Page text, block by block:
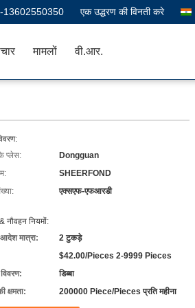
13602550350 एक उद्धरण की विनती करे
मामलों वी.आर.
के प्लेस:
Dongguan
SHEERFOND
एक्सएफ-एफआरडी
नौवहन नियमों:
मात्रा:
2 टुकड़े
$42.00/Pieces 2-9999 Pieces
डिब्बा
क्षमता:
200000 Piece/Pieces प्रति महीना